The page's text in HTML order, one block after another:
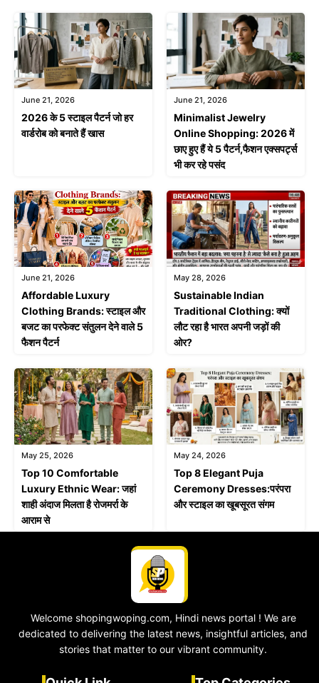
June 21, 2026
2026 के 5 स्टाइल पैटर्न जो हर
वार्डरोब को बनाते हैं खास
June 21, 2026
Minimalist Jewelry
Online Shopping: 2026 में
छाए हुए हैं ये 5 पैटर्न,फैशन एक्सपर्ट्स
भी कर रहे पसंद
June 21, 2026
Affordable Luxury
Clothing Brands: स्टाइल और
बजट का परफेक्ट संतुलन देने वाले 5
फैशन पैटर्न
May 28, 2026
Sustainable Indian
Traditional Clothing: क्यों
लौट रहा है भारत अपनी जड़ों की
ओर?
May 25, 2026
Top 10 Comfortable
Luxury Ethnic Wear: जहां
शाही अंदाज मिलता है रोजमर्रा के
आराम से
May 24, 2026
Top 8 Elegant Puja
Ceremony Dresses:परंपरा
और स्टाइल का खूबसूरत संगम
Welcome shopingwoping.com, Hindi news portal ! We are
dedicated to delivering the latest news, insightful articles, and
stories that matter to our vibrant community.